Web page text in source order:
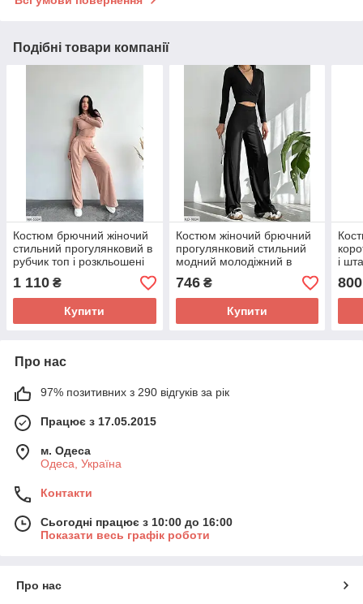
Подібні товари компанії
Костюм брючний жіночий
стильний прогулянковий в
рубчик топ і розкльошені
42-46 арт 017
1 110 ₴
Купити
Костюм жіночий брючний
прогулянковий стильний
модний молодіжний в
рубчик топ з декольте на
запах і брюки клеш
746₴
Купити
і
800
Про нас
97% позитивних з 290 відгуків за рік
Працює з 17.05.2015
м. Одеса
Одеса, Україна
Контакти
Сьогодні працює з 10:00 до 16:00
Показати весь графік роботи
Про нас